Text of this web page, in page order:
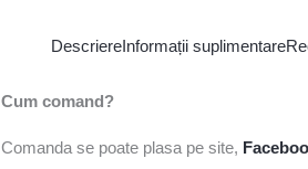
DescriereInformații suplimentare
Cum comand?
Comanda se poate plasa pe site,